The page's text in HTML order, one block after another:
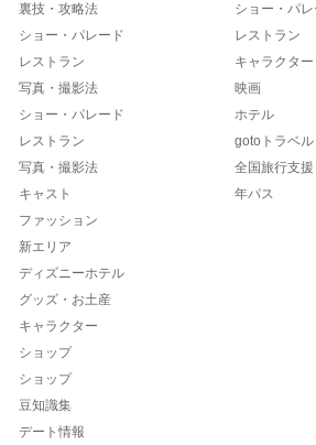
裏技・攻略法
ショー・パレード
レストラン
写真・撮影法
ショー・パレード
レストラン
写真・撮影法
キャスト
ファッション
新エリア
ディズニーホテル
グッズ・お土産
キャラクター
ショップ
ショップ
豆知識集
デート情報
ショー・パ
レストラン
キャラクター
映画
ホテル
gotoトラベル
全国旅行支援
年パス